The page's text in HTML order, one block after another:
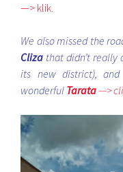
—> klik.
We also missed the
Cliza that didn’t
its new district),
wonderful Tarata—>